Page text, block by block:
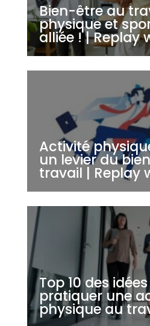
Bien-être au
physique et
alliée ! | Replay
Activité
un levier du
travail | Replay
Top 10 des
pratiquer une
physique au